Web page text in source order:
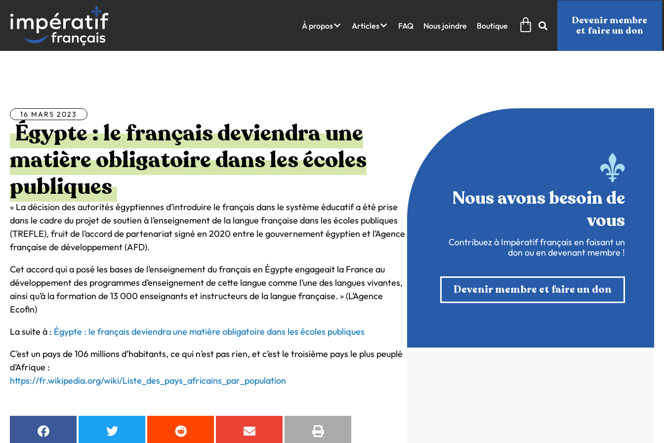
contenu
À propos Articles FAQ Nous joindre Boutique Panier
Devenir membre
et faire un don
16 MARS 2023
Égypte : le français deviendra une
matière obligatoire dans les écoles
publiques
« La décision des autorités égyptiennes d’introduire le français dans le système éducatif a été prise
dans le cadre du projet de soutien à l’enseignement de la langue française dans les écoles publiques
(TREFLE), fruit de l’accord de partenariat signé en 2020 entre le gouvernement égyptien et l’Agence
française de développement (AFD).
Cet accord qui a posé les bases de l’enseignement du français en Égypte engageait la France au
développement des programmes d’enseignement de cette langue comme l’une des langues vivantes,
ainsi qu’à la formation de 13 000 enseignants et instructeurs de la langue française. » (L’Agence
Ecofin)
La suite à : Égypte : le français deviendra une matière obligatoire dans les écoles publiques
C’est un pays de 106 millions d’habitants, ce qui n’est pas rien, et c’est le troisième pays le plus peuplé
d’Afrique :
https://fr.wikipedia.org/wiki/Liste_des_pays_africains_par_population
Nous avons besoin de
vous
Contribuez à Impératif français en faisant un
don ou en devenant membre !
Devenir membre et faire un don